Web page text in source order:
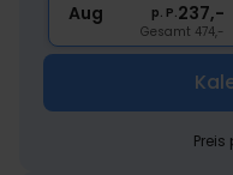
Aug p. P.237,-
Gesamt 474,-
Preis